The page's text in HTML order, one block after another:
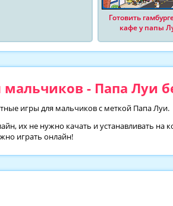
Готовить
кафе у папы
- Папа Луи
игры для мальчиков с меткой Папа Луи.
их не нужно качать и устанавливать на
играть онлайн!